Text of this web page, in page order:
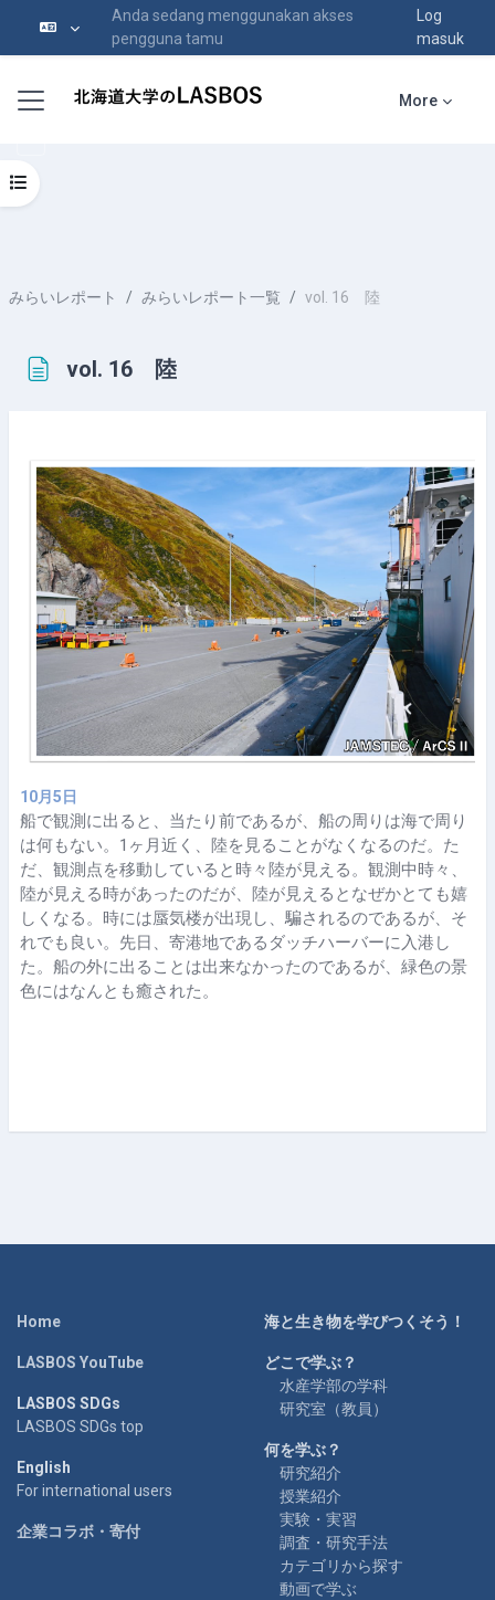
Anda sedang menggunakan akses
pengguna tamu
Log
masuk
Side panel More
みらいレポート みらいレポート一覧 vol. 16 陸
vol. 16 陸
Open course index
10月5日
船で観測に出ると、当たり前であるが、船の周りは海で周り
は何もない。1ヶ月近く、陸を見ることがなくなるのだ。た
だ、観測点を移動していると時々陸が見える。観測中時々、
陸が見える時があったのだが、陸が見えるとなぜかとても嬉
しくなる。時には蜃気楼が出現し、騙されるのであるが、そ
れでも良い。先日、寄港地であるダッチハーバーに入港し
た。船の外に出ることは出来なかったのであるが、緑色の景
色にはなんとも癒された。
Home
LASBOS YouTube
LASBOS SDGs
LASBOS SDGs top
English
For international users
企業コラボ・寄付
海と生き物を学びつくそう！
どこで学ぶ？
水産学部の学科
研究室（教員）
何を学ぶ？
研究紹介
授業紹介
実験・実習
調査・研究手法
カテゴリから探す
動画で学ぶ